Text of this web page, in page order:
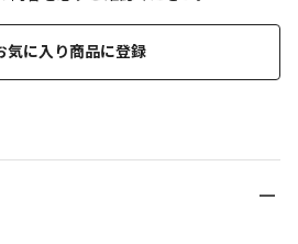
気に入り商品に登録